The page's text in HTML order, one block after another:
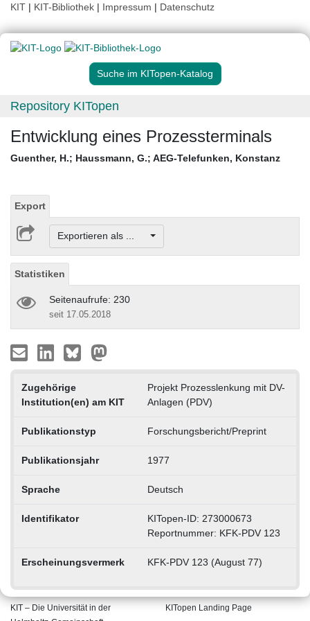
KIT | KIT-Bibliothek | Impressum | Datenschutz
Suche im KITopen-Katalog
Repository KITopen
Entwicklung eines Prozessterminals
Guenther, H.; Haussmann, G.; AEG-Telefunken, Konstanz
Export
Exportieren als ...
Statistiken
Seitenaufrufe: 230
seit 17.05.2018
Zugehörige
Institution(en) am KIT
Projekt Prozesslenkung mit DV-
Anlagen (PDV)
Publikationstyp Forschungsbericht/Preprint
Publikationsjahr 1977
Sprache Deutsch
Identifikator
KITopen-ID: 273000673
Reportnummer: KFK-PDV 123
Erscheinungsvermerk KFK-PDV 123 (August 77)
KIT – Die Universität in der
KITopen Landing Page